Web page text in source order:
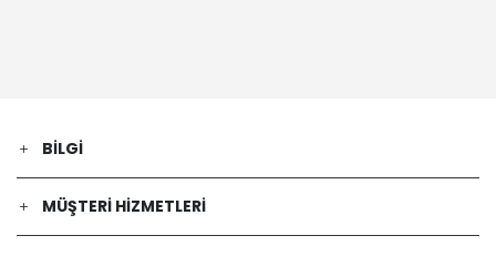
BILGI
MÜŞTERI HIZMETLERI